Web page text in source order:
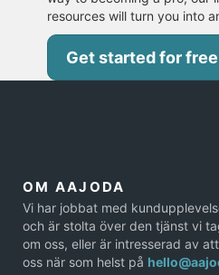
resources will turn you into
Get started for free
OM AAJODA
Vi har jobbat med
och är stolta över den tjänst vi
om oss, eller är intresserad av
oss när som helst på